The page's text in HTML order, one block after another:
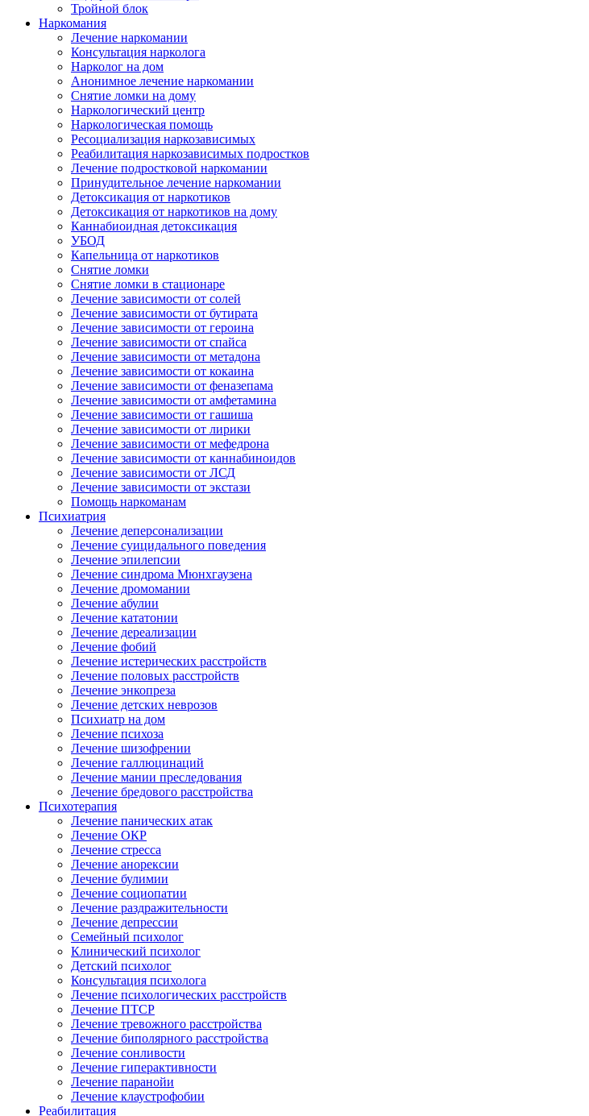
Тройной блок
Наркомания
Лечение наркомании
Консультация нарколога
Нарколог на дом
Анонимное лечение наркомании
Снятие ломки на дому
Наркологический центр
Наркологическая помощь
Ресоциализация наркозависимых
Реабилитация наркозависимых подростков
Лечение подростковой наркомании
Принудительное лечение наркомании
Детоксикация от наркотиков
Детоксикация от наркотиков на дому
Каннабиоидная детоксикация
УБОД
Капельница от наркотиков
Снятие ломки
Снятие ломки в стационаре
Лечение зависимости от солей
Лечение зависимости от бутирата
Лечение зависимости от героина
Лечение зависимости от спайса
Лечение зависимости от метадона
Лечение зависимости от кокаина
Лечение зависимости от феназепама
Лечение зависимости от амфетамина
Лечение зависимости от гашиша
Лечение зависимости от лирики
Лечение зависимости от мефедрона
Лечение зависимости от каннабиноидов
Лечение зависимости от ЛСД
Лечение зависимости от экстази
Помощь наркоманам
Психиатрия
Лечение деперсонализации
Лечение суицидального поведения
Лечение эпилепсии
Лечение синдрома Мюнхгаузена
Лечение дромомании
Лечение абулии
Лечение кататонии
Лечение дереализации
Лечение фобий
Лечение истерических расстройств
Лечение половых расстройств
Лечение энкопреза
Лечение детских неврозов
Психиатр на дом
Лечение психоза
Лечение шизофрении
Лечение галлюцинаций
Лечение мании преследования
Лечение бредового расстройства
Психотерапия
Лечение панических атак
Лечение ОКР
Лечение стресса
Лечение анорексии
Лечение булимии
Лечение социопатии
Лечение раздражительности
Лечение депрессии
Семейный психолог
Клинический психолог
Детский психолог
Консультация психолога
Лечение психологических расстройств
Лечение ПТСР
Лечение тревожного расстройства
Лечение биполярного расстройства
Лечение сонливости
Лечение гиперактивности
Лечение паранойи
Лечение клаустрофобии
Реабилитация